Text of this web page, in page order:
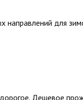
для
Дешевое